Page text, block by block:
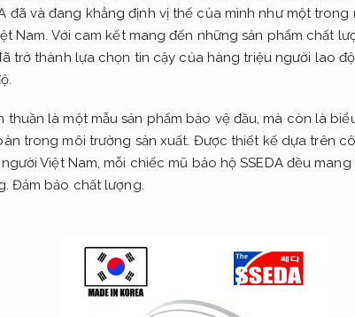
đã và đang khẳng định vị thế của mình như một
Nam. Với cam kết mang đến những sản phẩm chất
trở thành lựa chọn tin cậy của hàng triệu người lao
thuần là một mẫu sản phẩm bảo vệ đầu, mà còn là
trong môi trường sản xuất. Được thiết kế dựa trên
Việt Nam, mỗi chiếc mũ bảo hộ SSEDA đều
Đảm bảo chất lượng.